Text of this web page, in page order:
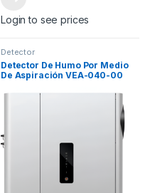
Login to see prices
Detector
Detector De Humo Por Medio
De Aspiración VEA-040-00